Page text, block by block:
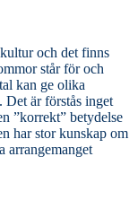
och det finns
står för och
kan ge olika
är förstås inget
”korrekt” betydelse
arrangemanget